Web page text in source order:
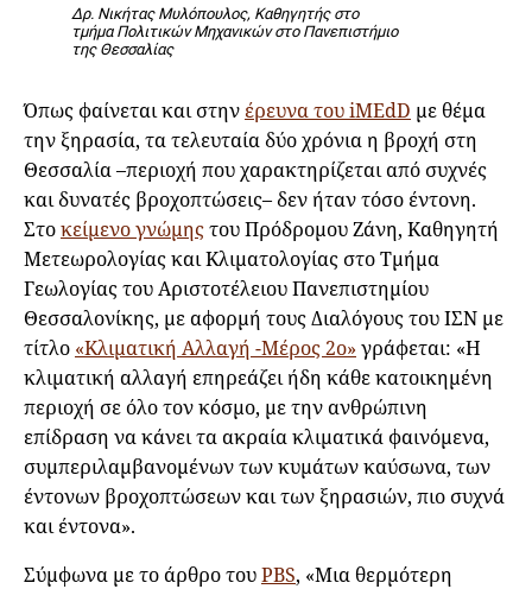
Δρ. Νικήτας Μυλόπουλος, Καθηγητής στο
τμήμα Πολιτικών Μηχανικών στο Πανεπιστήμιο
της Θεσσαλίας
Όπως φαίνεται και στην έρευνα του iMEdD με θέμα
την ξηρασία, τα τελευταία δύο χρόνια η βροχή στη
Θεσσαλία –περιοχή που χαρακτηρίζεται από συχνές
και δυνατές βροχοπτώσεις– δεν ήταν τόσο έντονη.
Στοκείμενο γνώμηςτου Πρόδρομου Ζάνη, Καθηγητή
Μετεωρολογίας και Κλιματολογίας στο Τμήμα
Γεωλογίας του Αριστοτέλειου Πανεπιστημίου
Θεσσαλονίκης, με αφορμή τους Διαλόγους του ΙΣΝ με
τίτλο «Κλιματική Αλλαγή -Μέρος 2ο» γράφεται: «Η
κλιματική αλλαγή επηρεάζει ήδη κάθε κατοικημένη
περιοχή σε όλο τον κόσμο, με την ανθρώπινη
επίδραση να κάνει τα ακραία κλιματικά φαινόμενα,
συμπεριλαμβανομένων των κυμάτων καύσωνα, των
έντονων βροχοπτώσεων και των ξηρασιών, πιο συχνά
και έντονα».
Σύμφωνα με το άρθρο τουPBS, «Μια θερμότερη